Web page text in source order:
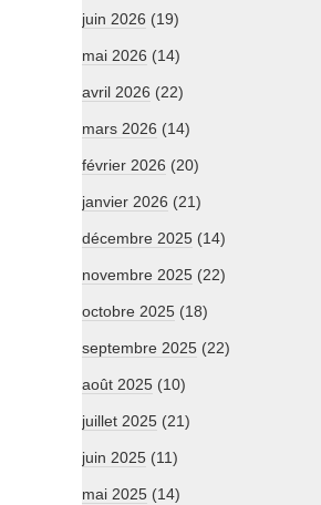
juin 2026 (19)
mai 2026 (14)
avril 2026 (22)
mars 2026 (14)
février 2026 (20)
janvier 2026 (21)
décembre 2025 (14)
novembre 2025 (22)
octobre 2025 (18)
septembre 2025 (22)
août 2025 (10)
juillet 2025 (21)
juin 2025 (11)
mai 2025 (14)